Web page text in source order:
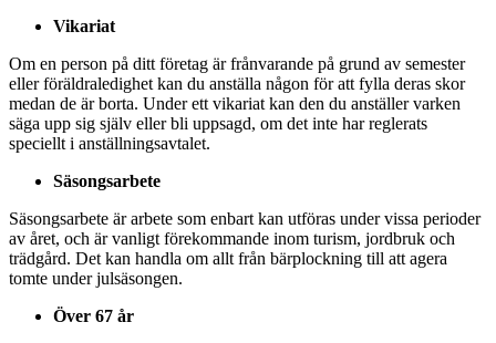
Vikariat
Om en person på ditt företag är frånvarande på grund av semester
eller föräldraledighet kan du anställa någon för att fylla deras skor
medan de är borta. Under ett vikariat kan den du anställer varken
säga upp sig själv eller bli uppsagd, om det inte har reglerats
speciellt i anställningsavtalet.
Säsongsarbete
Säsongsarbete är arbete som enbart kan utföras under vissa perioder
av året, och är vanligt förekommande inom turism, jordbruk och
trädgård. Det kan handla om allt från bärplockning till att agera
tomte under julsäsongen.
Över 67 år